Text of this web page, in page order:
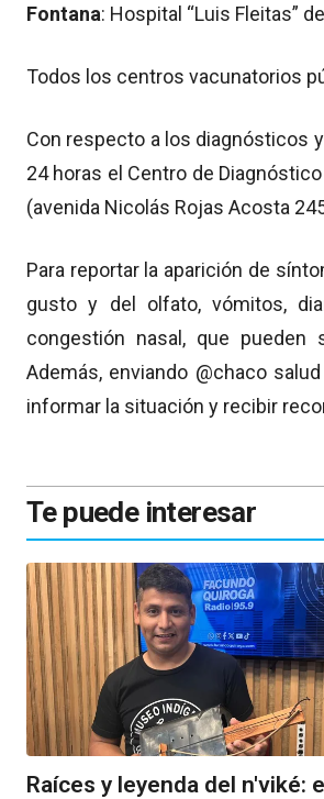
Fontana: Hospital “Luis Fleitas”
Todos los centros vacunatorios
Con respecto a los diagnósticos
24 horas el Centro de
(avenida Nicolás Rojas Acosta
Para reportar la aparición de
gusto y del olfato, vómitos,
congestión nasal, que pueden
Además, enviando @chaco
informar la situación y recibir
Te puede interesar
Raíces y leyenda del n'viké: